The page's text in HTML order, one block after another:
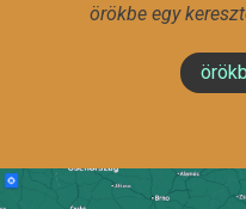
örökbe egy